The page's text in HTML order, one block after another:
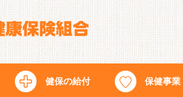
健保の給付 保健事業